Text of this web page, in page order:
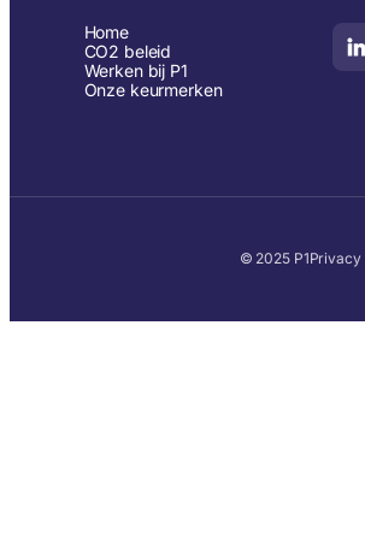
Home
CO2 beleid
Werken bij P1
Onze keurmerken
© 2025 P1Privacy